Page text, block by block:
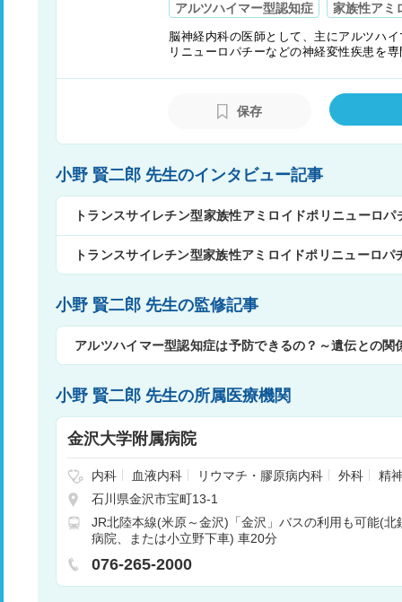
アルツハイマー型認知症
家族性アミ
脳神経内科の医師として、主にアルツハ
リニューロパチーなどの神経変性疾患を
保存
小野 賢二郎 先生のインタビュー記事
トランスサイレチン型家族性アミロイドポリニューロ
トランスサイレチン型家族性アミロイドポリニューロ
小野 賢二郎 先生の監修記事
アルツハイマー型認知症は予防できるの？～遺伝との
小野 賢二郎 先生の所属医療機関
金沢大学附属病院
内科 血液内科 リウマチ・膠原病内科 外科
精
神経外科
呼吸器外科
整形外科
形成外科
科
放射線科 歯科口腔外科 麻酔科 乳腺外科
内科
消化器内科
石川県金沢市宝町13-1
JR北陸本線(米原～金沢)「金沢」バスの利用も可能(北
病院、または小立野下車) 車20分
076-265-2000